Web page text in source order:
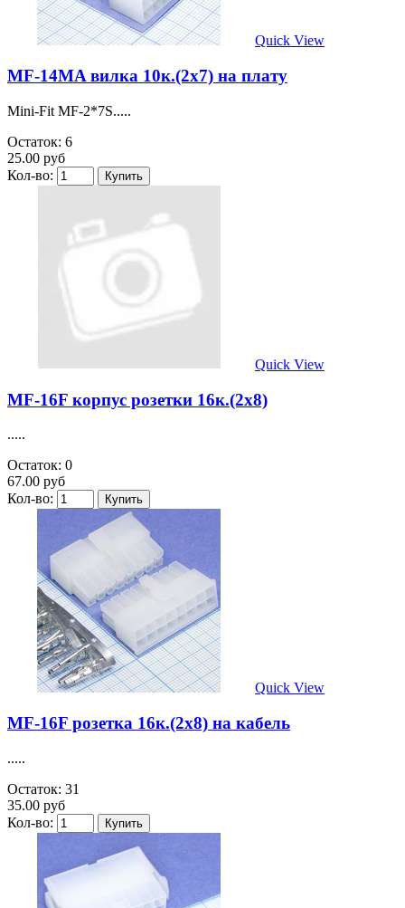
Quick View
MF-14MA вилка 10к.(2х7) на плату
Mini-Fit MF-2*7S.....
Остаток: 6
25.00 руб
Кол-во:
Quick View
MF-16F корпус розетки 16к.(2х8)
.....
Остаток: 0
67.00 руб
Кол-во:
Quick View
MF-16F розетка 16к.(2х8) на кабель
.....
Остаток: 31
35.00 руб
Кол-во: